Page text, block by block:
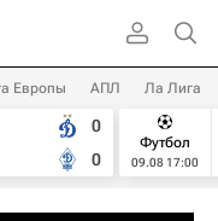
Европы АПЛ Ла Лига
0
0
Футбол
09.08 17:00